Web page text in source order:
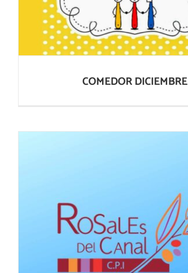
COMEDOR DICIEMBRE
Asamblea AMPA: resumen